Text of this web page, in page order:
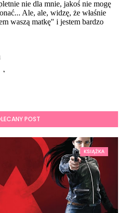
POST
KSIĄŻKA